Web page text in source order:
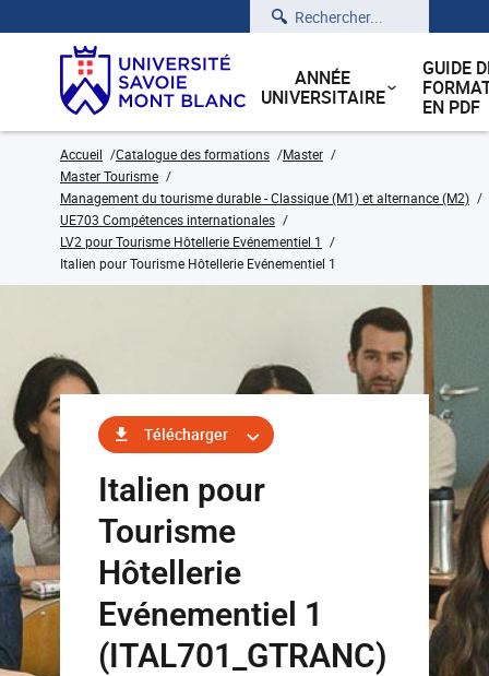
Rechercher
ANNÉE
UNIVERSITAIRE
GUIDE
EN PDF
Accueil Catalogue des formations
Master
Master Tourisme
Management du tourisme durable - Classique (M1) et alternance (M2)
UE703 Compétences internationales
LV2 pour Tourisme Hôtellerie Evénementiel 1
Italien pour Tourisme Hôtellerie Evénementiel 1
Télécharger
Italien pour
Tourisme
Hôtellerie
Evénementiel 1
(ITAL701_GTRANC)